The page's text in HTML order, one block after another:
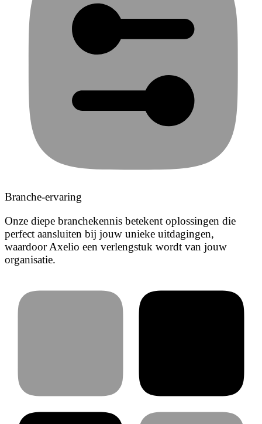
Branche-ervaring
Onze diepe branchekennis betekent oplossingen die
perfect aansluiten bij jouw unieke uitdagingen,
waardoor Axelio een verlengstuk wordt van jouw
organisatie.